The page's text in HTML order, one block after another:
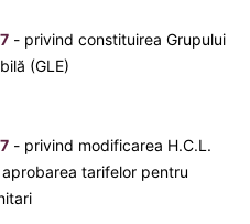
- privind constituirea Grupului
(GLE)
- privind modificarea H.C.L.
tarifelor pentru